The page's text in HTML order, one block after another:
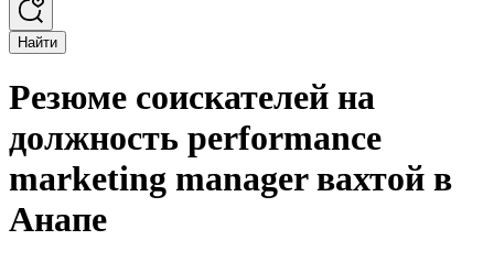
Найти
Резюме соискателей на
должность performance
marketing manager вахтой в
Анапе